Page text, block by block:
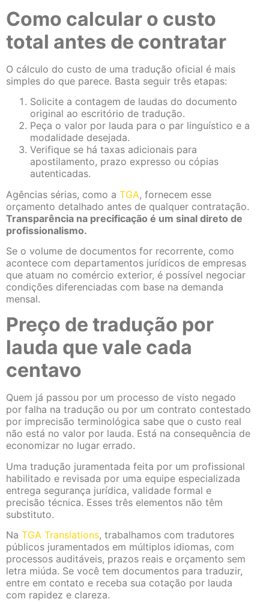
Como calcular o custo
total antes de contratar
O cálculo do custo de uma tradução oficial é mais
simples do que parece. Basta seguir três etapas:
Solicite a contagem de laudas do documento
original ao escritório de tradução.
Peça o valor por lauda para o par linguístico e a
modalidade desejada.
Verifique se há taxas adicionais para
apostilamento, prazo expresso ou cópias
autenticadas.
Agências sérias, como a TGA, fornecem esse
orçamento detalhado antes de qualquer contratação.
Transparência na precificação é um sinal direto de
profissionalismo.
Se o volume de documentos for recorrente, como
acontece com departamentos jurídicos de empresas
que atuam no comércio exterior, é possível negociar
condições diferenciadas com base na demanda
mensal.
Preço de tradução por
lauda que vale cada
centavo
Quem já passou por um processo de visto negado
por falha na tradução ou por um contrato contestado
por imprecisão terminológica sabe que o custo real
não está no valor por lauda. Está na consequência de
economizar no lugar errado.
Uma tradução juramentada feita por um profissional
habilitado e revisada por uma equipe especializada
entrega segurança jurídica, validade formal e
precisão técnica. Esses três elementos não têm
substituto.
Na TGA Translations, trabalhamos com tradutores
públicos juramentados em múltiplos idiomas, com
processos auditáveis, prazos reais e orçamento sem
letra miúda. Se você tem documentos para traduzir,
entre em contato e receba sua cotação por lauda
com rapidez e clareza.